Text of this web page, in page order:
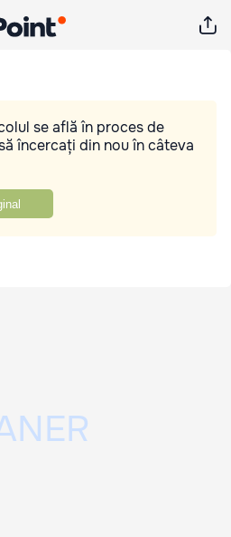
se află în proces de
încercați din nou în câteva